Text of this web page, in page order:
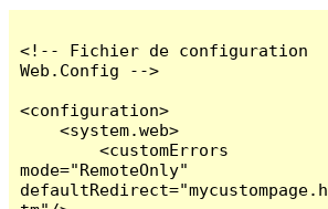
<!-- Fichier de configuration
Web.Config -->
<configuration>
    <system.web>
        <customErrors
mode="RemoteOnly"
defaultRedirect="mycustompage.h